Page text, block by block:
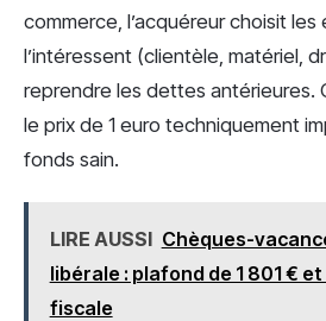
commerce, l’acquéreur choisit les
l’intéressent (clientèle, matériel,
reprendre les dettes antérieures.
le prix de 1 euro techniquement
fonds sain.
LIRE AUSSI Chèques-
libérale : plafond de 1 801 €
fiscale